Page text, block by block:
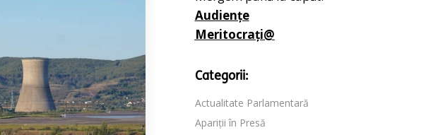
Audiențe
Meritocrați@
Categorii:
Actualitate Parlamentară
Apariții în Presă